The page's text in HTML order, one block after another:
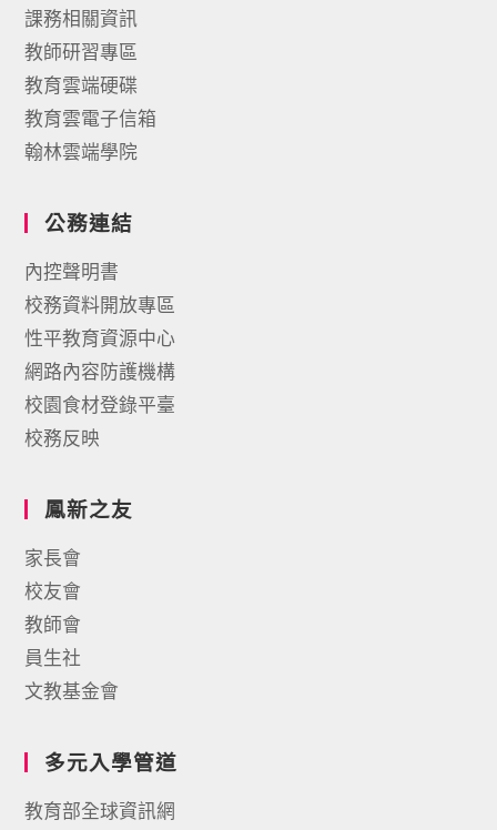
課務相關資訊
教師研習專區
教育雲端硬碟
教育雲電子信箱
翰林雲端學院
公務連結
內控聲明書
校務資料開放專區
性平教育資源中心
網路內容防護機構
校園食材登錄平臺
校務反映
鳳新之友
家長會
校友會
教師會
員生社
文教基金會
多元入學管道
教育部全球資訊網